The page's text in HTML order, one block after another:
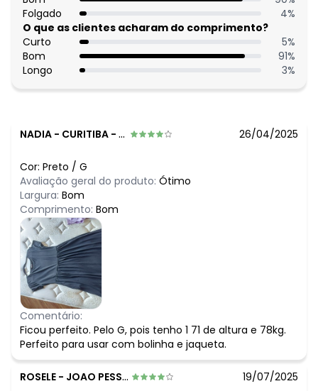
fevereiro/2026 R$ 89,99
Folgado
4%
O que as clientes acharam do comprimento?
Curto
5%
Bom
91%
Longo
3%
NADIA - CURITIBA - PR 26/04/2025
Cor: Preto / G
Avaliação geral do produto: Ótimo
Largura: Bom
Comprimento: Bom
Comentário:
Ficou perfeito. Pelo G, pois tenho 1 71 de altura e 78kg.
Perfeito para usar com bolinha e jaqueta.
ROSELE - JOAO PESSOA - PB 19/07/2025